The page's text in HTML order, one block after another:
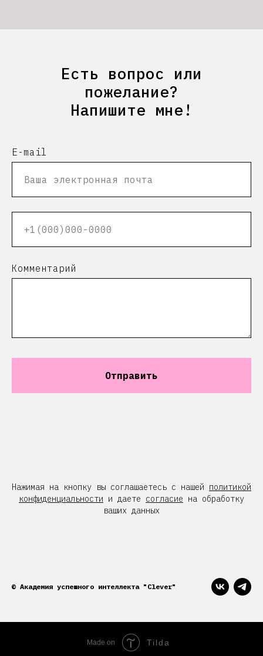
Есть вопрос или
пожелание?
Напишите мне!
E-mail
Комментарий
Отправить
Нажимая на кнопку вы соглашаетесь с нашей политикой
конфиденциальности и даете согласие на обработку
ваших данных
© Академия успешного интеллекта "Clever"
Made on Tilda